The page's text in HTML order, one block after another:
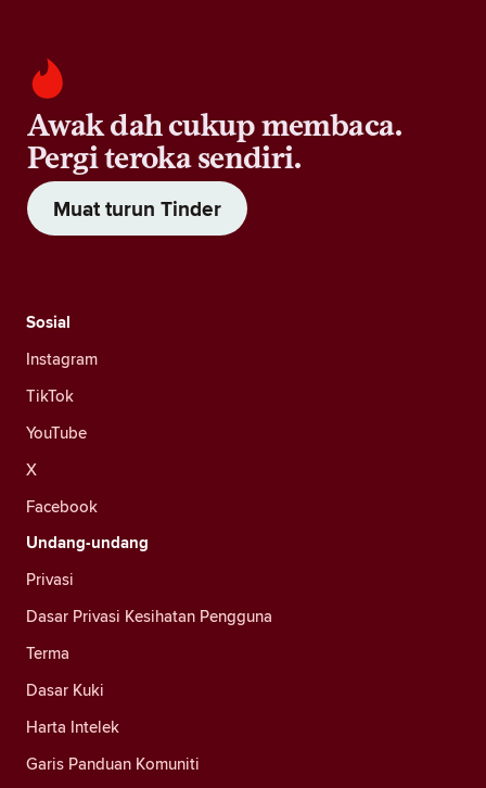
Awak dah cukup membaca.
Pergi teroka sendiri.
Muat turun Tinder
Sosial
Instagram
TikTok
YouTube
X
Facebook
Undang-undang
Privasi
Dasar Privasi Kesihatan Pengguna
Terma
Dasar Kuki
Harta Intelek
Garis Panduan Komuniti